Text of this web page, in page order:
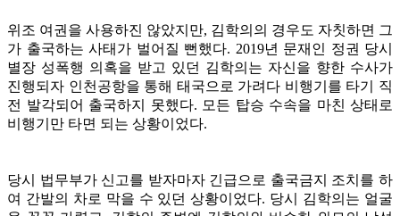
위조 여권을 사용하진 않았지만, 김학의의 경우도 자칫하면 그
가 출국하는 사태가 벌어질 뻔했다. 2019년 문재인 정권 당시
별장 성폭행 의혹을 받고 있던 김학의는 자신을 향한 수사가
진행되자 인천공항을 통해 태국으로 가려다 비행기를 타기 직
전 발각되어 출국하지 못했다. 모든 탑승 수속을 마친 상태로
비행기만 타면 되는 상황이었다.
당시 법무부가 신고를 받자마자 긴급으로 출국금지 조치를 하
여 간발의 차로 막을 수 있던 상황이었다. 당시 김학의는 얼굴